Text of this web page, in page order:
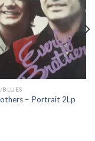
BLUES
– Portrait 2Lp